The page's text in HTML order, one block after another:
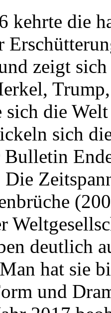
kehrte die
zeigt
die
sich
Bulletin
Die
deutlich
hat sie
und